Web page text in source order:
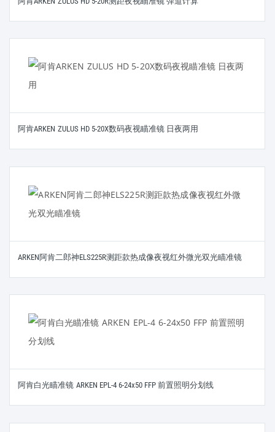
阿肯ARKEN ZULUS HD 5-20X数码夜视瞄准镜 日夜两用
ARKEN阿肯二郎神ELS225R测距款热成像夜视红外微光双光瞄准镜
阿肯白光瞄准镜 ARKEN EPL-4 6-24x50 FFP 前置照明分划线